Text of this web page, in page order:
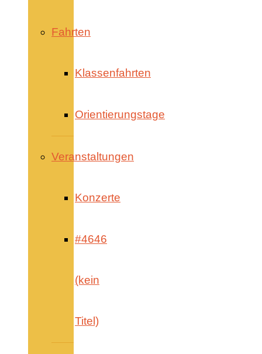
Fahrten
Klassenfahrten
Orientierungstage
Veranstaltungen
Konzerte
#4646
(kein
Titel)